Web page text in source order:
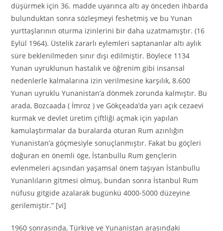
düşürmek için 36. madde uyarınca altı ay önceden ihbarda
bulunduktan sonra sözleşmeyi feshetmiş ve bu Yunan
yurttaşlarının oturma izinlerini bir daha uzatmamıştır. (16
Eylül 1964). Üstelik zararlı eylemleri saptananlar altı aylık
süre beklenilmeden sınır dışı edilmiştir. Böylece 1134
Yunan uyruklunun hastalık ve öğrenim gibi insansal
nedenlerle kalmalarına izin verilmesine karşılık, 8.600
Yunan uyruklu Yunanistan’a dönmek zorunda kalmıştır. Bu
arada, Bozcaada ( İmroz ) ve Gökçeada’da yarı açık cezaevi
kurmak ve devlet üretim çiftliği açmak için yapılan
kamulaştırmalar da buralarda oturan Rum azınlığın
Yunanistan’a göçmesiyle sonuçlanmıştır. Fakat bu göçleri
doğuran en önemli öge, İstanbullu Rum gençlerin
evlenmeleri açısından yaşamsal önem taşıyan İstanbullu
Yunanlıların gitmesi olmuş, bundan sonra İstanbul Rum
nüfusu gitgide azalarak bugünkü 4000-5000 düzeyine
gerilemiştir.” [vi]
1960 sonrasında, Türkiye ve Yunanistan arasındaki